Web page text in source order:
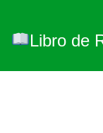
Libro de